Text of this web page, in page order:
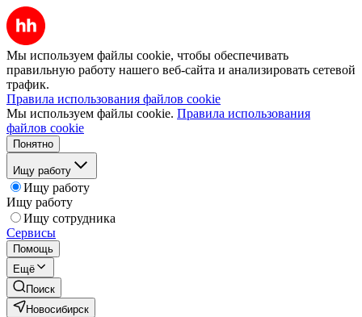
Мы используем файлы cookie, чтобы обеспечивать
правильную работу нашего веб-сайта и анализировать сетевой
трафик.
Правила использования файлов cookie
Мы используем файлы cookie. Правила использования
файлов cookie
Понятно
Ищу работу
Ищу работу
Ищу работу
Ищу сотрудника
Сервисы
Помощь
Ещё
Поиск
Новосибирск